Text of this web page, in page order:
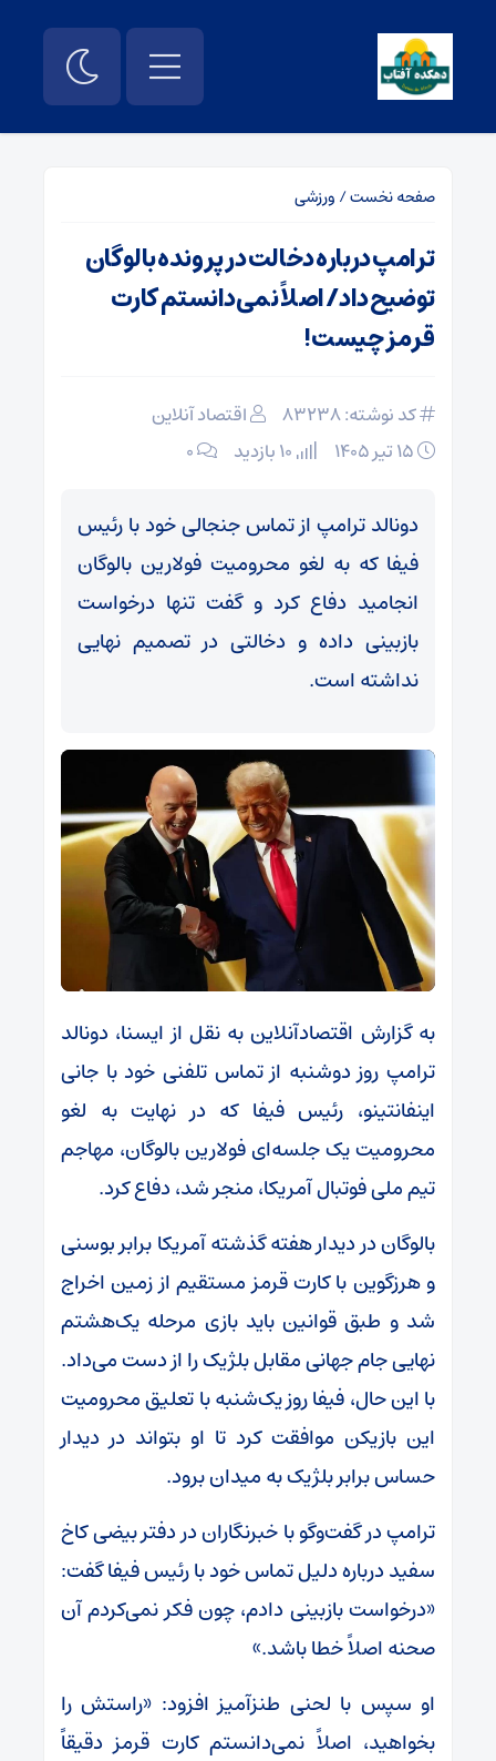
صفحه نخست/ ورزشی
ترامپ درباره دخالت در پرونده بالوگان
توضیح داد/ اصلاً نمی‌دانستم کارت
قرمز چیست!
کد نوشته: 83238
اقتصاد آنلاین
۰
دونالد ترامپ از تماس جنجالی خود با رئیس
فیفا که به لغو محرومیت فولارین بالوگان
انجامید دفاع کرد و گفت تنها درخواست
بازبینی داده و دخالتی در تصمیم نهایی
نداشته است.
به گزارش اقتصادآنلاین به نقل از ایسنا، دونالد
ترامپ روز دوشنبه از تماس تلفنی خود با جانی
اینفانتینو، رئیس فیفا که در نهایت به لغو
محرومیت یک جلسه‌ای فولارین بالوگان، مهاجم
تیم ملی فوتبال آمریکا، منجر شد، دفاع کرد.
بالوگان در دیدار هفته گذشته آمریکا برابر بوسنی
و هرزگوین با کارت قرمز مستقیم از زمین اخراج
شد و طبق قوانین باید بازی مرحله یک‌هشتم
نهایی جام جهانی مقابل بلژیک را از دست می‌داد.
با این حال، فیفا روز یک‌شنبه با تعلیق محرومیت
این بازیکن موافقت کرد تا او بتواند در دیدار
حساس برابر بلژیک به میدان برود.
ترامپ در گفت‌و‌گو با خبرنگاران در دفتر بیضی کاخ
سفید درباره دلیل تماس خود با رئیس فیفا گفت:
«درخواست بازبینی دادم، چون فکر نمی‌کردم آن
صحنه اصلاً خطا باشد.»
او سپس با لحنی طنزآمیز افزود: «راستش را
بخواهید، اصلاً نمی‌دانستم کارت قرمز دقیقاً